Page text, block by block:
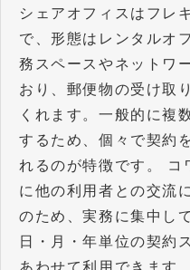
シェアオフィスはフレ
で、形態はレンタルオ
務スペースやネットワ
おり、郵便物の受け取
くれます。一般的に複
するため、個々で契約
れるのが特徴です。 コ
に他の利用者との交流
のため、実務に集中し
日・月・年単位の契約
あわせて利用できます。